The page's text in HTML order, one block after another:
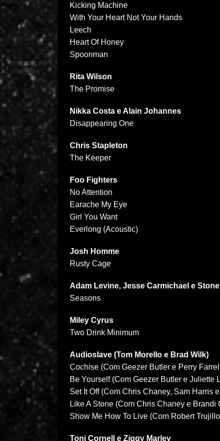
Kicking Machine
With Your Heart Not Your Hands
Leech
Heart Of Honey
Spoonman
Rita Wilson
The Promise
Nikka Costa e Alain Johannes
Disappearing One
Chris Stapleton
The Keeper
Foo Fighters
No Attention
Earache My Eye
Girl You Want
Everlong (Acoustic)
Josh Homme
Rusty Cage
Adam Levine, Jesse Carmichael e
Seasons
Miley Cyrus
Two Drink Minimum
Audioslave (Tom Morello e Brad Wilk)
Cochise (Com Geezer Butler e Perry
Be Yourself (Com Geezer Butler e Juliette
Set It Off (Com Chris Chaney, Sam Harris
Like A Stone (Com Chris Chaney e Brandi
Show Me How To Live (Com Robert
Toni Cornell e Ziggy Marley